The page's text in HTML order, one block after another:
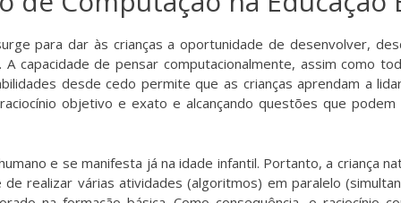
para dar às crianças a oportunidade de desenvolver,
capacidade de pensar computacionalmente, assim como
desde cedo permite que as crianças aprendam a
objetivo e exato e alcançando questões que
e se manifesta já na idade infantil. Portanto, a criança
realizar várias atividades (algoritmos) em paralelo